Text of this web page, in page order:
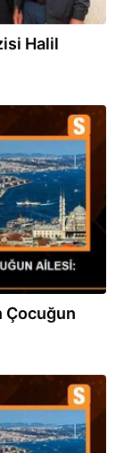
Halil
Çocuğun